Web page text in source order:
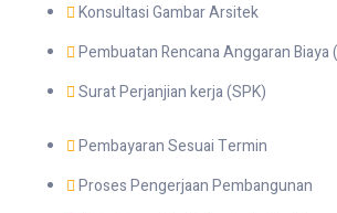
Konsultasi Gambar Arsitek
Pembuatan Rencana Anggaran Biaya
Surat Perjanjian kerja (SPK)
Pembayaran Sesuai Termin
Proses Pengerjaan Pembangunan